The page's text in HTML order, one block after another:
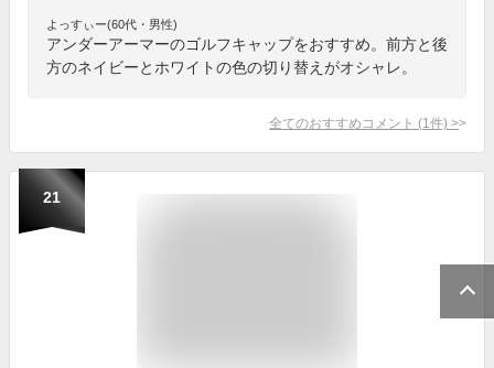
よっすぃー(60代・男性)
アンダーアーマーのゴルフキャップをおすすめ。前方と後
方のネイビーとホワイトの色の切り替えがオシャレ。
全てのおすすめコメント (1 件) >
21